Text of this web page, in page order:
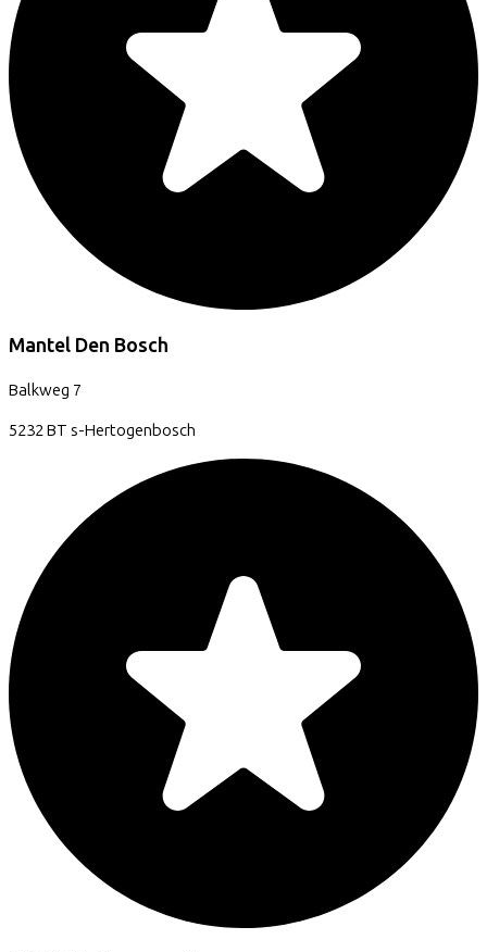
Mantel Den Bosch
Balkweg 7
5232 BT s-Hertogenbosch